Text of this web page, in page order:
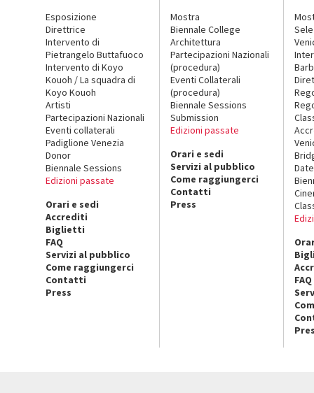
Esposizione
Direttrice
Intervento di
Pietrangelo Buttafuoco
Intervento di Koyo
Kouoh / La squadra di
Koyo Kouoh
Artisti
Partecipazioni Nazionali
Eventi collaterali
Padiglione Venezia
Donor
Biennale Sessions
Edizioni passate
Orari e sedi
Accrediti
Biglietti
FAQ
Servizi al pubblico
Come raggiungerci
Contatti
Press
Mostra
Biennale College
Architettura
Partecipazioni Nazionali
(procedura)
Eventi Collaterali
(procedura)
Biennale Sessions
Submission
Edizioni passate
Orari e sedi
Servizi al pubblico
Come raggiungerci
Contatti
Press
FAQ